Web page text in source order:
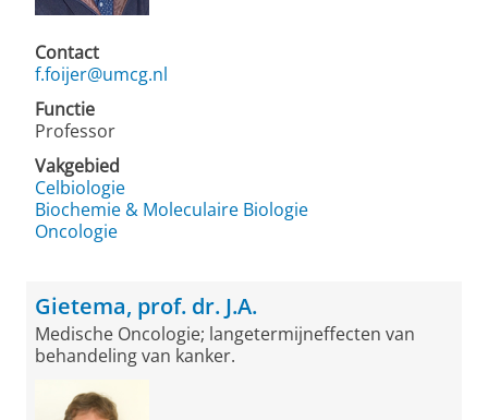
Contact
f.foijer@umcg.nl
Functie
Professor
Vakgebied
Celbiologie
Biochemie & Moleculaire Biologie
Oncologie
Gietema, prof. dr. J.A.
Medische Oncologie; langetermijneffecten van
behandeling van kanker.